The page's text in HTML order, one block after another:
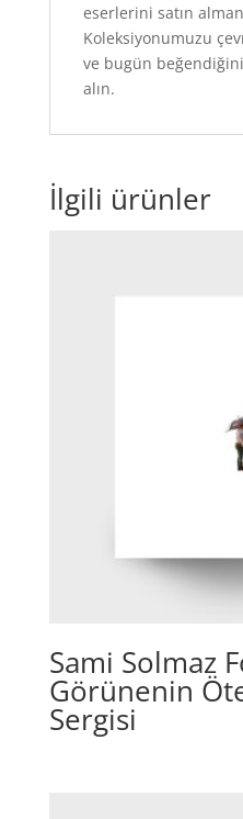
eserlerini satın
Koleksiyonumuzu
ve bugün
alın.
İlgili ürünler
Sami Solmaz
Görünenin
Sergisi